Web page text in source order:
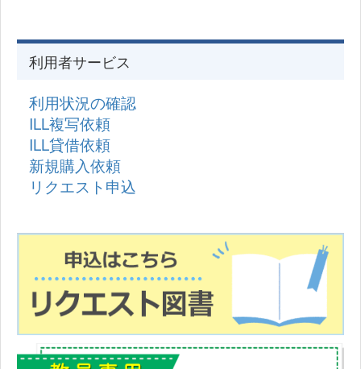
利用者サービス
利用状況の確認
ILL複写依頼
ILL貸借依頼
新規購入依頼
リクエスト申込